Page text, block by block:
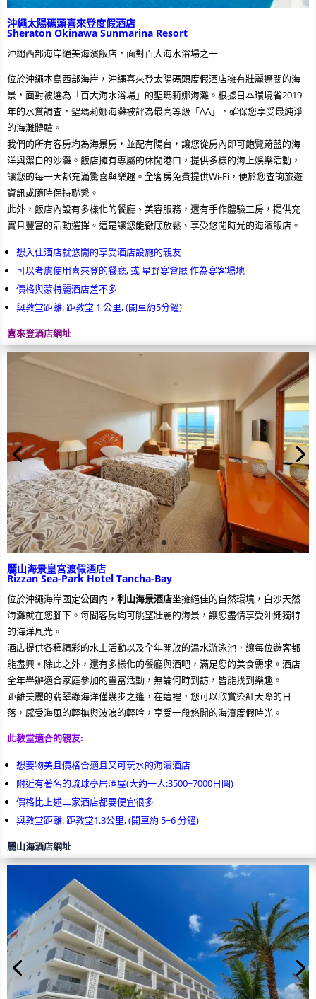
沖繩太陽碼頭喜來登度假酒店
Sheraton Okinawa Sunmarina Resort
沖繩西部海岸絕美海濱飯店，面對百大海水浴場之一
位於沖繩本島西部海岸，沖繩喜來登太陽碼頭度假酒店擁有壯麗遼闊的海
景，面對被選為「百大海水浴場」的聖瑪莉娜海灘。根據日本環境省2019
年的水質調查，聖瑪莉娜海灘被評為最高等級「AA」，確保您享受最純淨
的海灘體驗。
我們的所有客房均為海景房，並配有陽台，讓您從房內即可飽覽蔚藍的海
洋與潔白的沙灘。飯店擁有專屬的休閒港口，提供多樣的海上娛樂活動，
讓您的每一天都充滿驚喜與樂趣。全客房免費提供Wi-Fi，便於您查詢旅遊
資訊或隨時保持聯繫。
此外，飯店內設有多樣化的餐廳、美容服務，還有手作體驗工房，提供充
實且豐富的活動選擇。這是讓您能徹底放鬆、享受悠閒時光的海濱飯店。
想入住酒店就悠閒的享受酒店設施的親友
可以考慮使用喜來登的餐廳, 或 星野宴會廳 作為宴客場地
價格與蒙特麗酒店差不多
與教堂距離: 距教堂 1 公里, (開車約5分鐘)
喜來登酒店網址
麗山海景皇宮渡假酒店
Rizzan Sea-Park Hotel Tancha-Bay
位於沖繩海岸國定公園內， 利山海景酒店坐擁絕佳的自然環境，白沙天然
海灘就在您腳下。每間客房均可眺望壯麗的海景，讓您盡情享受沖繩獨特
的海洋風光。
酒店提供各種精彩的水上活動以及全年開放的溫水游泳池，讓每位遊客都
能盡興。除此之外，還有多樣化的餐廳與酒吧，滿足您的美食需求。酒店
全年舉辦適合家庭參加的豐富活動，無論何時到訪，皆能找到樂趣。
距離美麗的翡翠綠海洋僅幾步之遙，在這裡，您可以欣賞染紅天際的日
落，感受海風的輕撫與波浪的輕吟，享受一段悠閒的海濱度假時光。
此教堂適合的親友:
想要物美且價格合適且又可玩水的海濱酒店
附近有著名的琉球亭居酒屋(大約一人:3500~7000日圓)
價格比上述二家酒店都要便宜很多
與教堂距離: 距教堂1.3公里, (開車約 5~6 分鐘)
麗山海酒店網址